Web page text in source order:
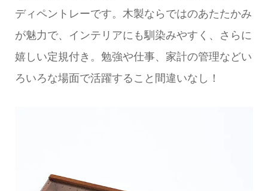
ディペントレーです。木製ならではのあたたかみ
が魅力で、インテリアにも馴染みやすく、さらに
嬉しい定規付き。勉強や仕事、家計の管理などい
ろいろな場面で活躍すること間違いなし！